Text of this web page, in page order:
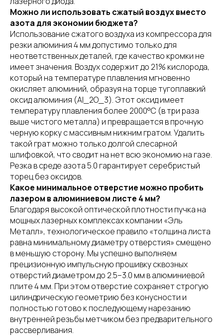
Можно ли использовать сжатый воздух вместо
азота для экономии бюджета?
Использование сжатого воздуха из компрессора для
резки алюминия 4 мм допустимо только для
неответственных деталей, где качество кромки не
имеет значения. Воздух содержит до 21% кислорода,
который на температуре плавления мгновенно
окисляет алюминий, образуя на торце тугоплавкий
оксид алюминия (Al_2O_3). Этот оксид имеет
температуру плавления более 2000°C (в три раза
выше чистого металла) и превращается в прочную
черную корку с массивным нижним гратом. Удалить
такой грат можно только долгой слесарной
шлифовкой, что сводит на нет всю экономию на газе.
Резка в среде азота 5.0 гарантирует серебристый
торец без оксидов.
Какое минимальное отверстие можно пробить
лазером в алюминиевом листе 4 мм?
Благодаря высокой оптической плотности пучка на
мощных лазерных комплексах компании «Эль
Металл», технологическое правило «толщина листа
равна минимальному диаметру отверстия» смещено
в меньшую сторону. Мы успешно выполняем
прецизионную импульсную прошивку сквозных
отверстий диаметром до 2.5–3.0 мм в алюминиевой
плите 4 мм. При этом отверстие сохраняет строгую
цилиндрическую геометрию без конусности и
полностью готово к последующему нарезанию
внутренней резьбы метчиком без предварительного
рассверливания.